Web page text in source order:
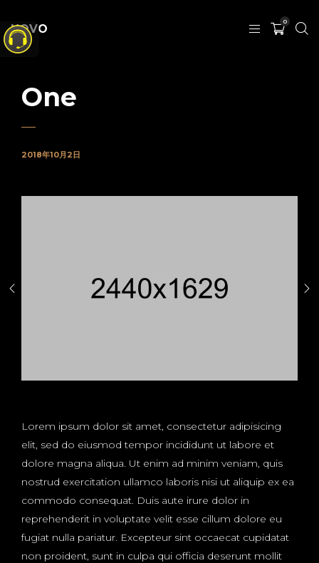
NOVO
0
One
2018年10月2日
Lorem ipsum dolor sit amet, consectetur adipisicing
elit, sed do eiusmod tempor incididunt ut labore et
dolore magna aliqua. Ut enim ad minim veniam, quis
nostrud exercitation ullamco laboris nisi ut aliquip ex ea
commodo consequat. Duis aute irure dolor in
reprehenderit in voluptate velit esse cillum dolore eu
fugiat nulla pariatur. Excepteur sint occaecat cupidatat
non proident, sunt in culpa qui officia deserunt mollit